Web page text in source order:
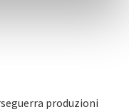
produzioni